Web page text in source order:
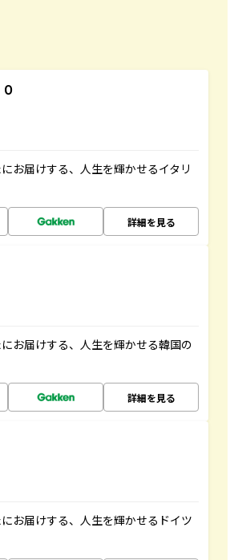
お届けする、人生を輝かせるイタリ
詳細を見る
お届けする、人生を輝かせる韓国の
詳細を見る
お届けする、人生を輝かせるドイツ